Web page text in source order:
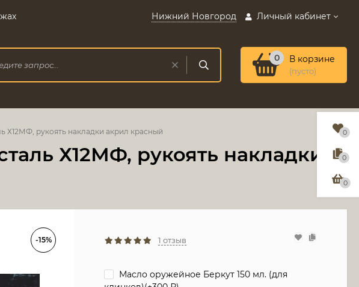
Нижний Новгород Личный кабинет
0 В корзине
(пусто)
Х12МФ, рукоять накладки акрил красный
Х12МФ, рукоять накладки
-15% 1 отзыв
Масло оружейное Беркут 150 мл. (для
0
0
0